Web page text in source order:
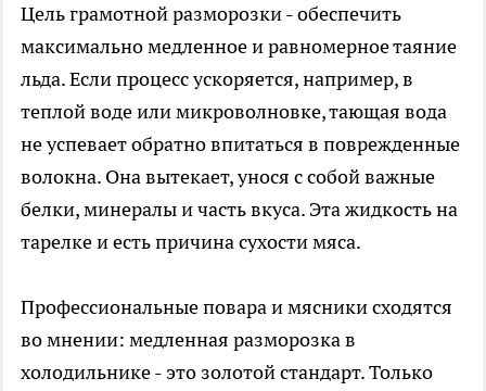
Цель грамотной разморозки - обеспечить
максимально медленное и равномерное таяние
льда. Если процесс ускоряется, например, в
теплой воде или микроволновке, тающая вода
не успевает обратно впитаться в поврежденные
волокна. Она вытекает, унося с собой важные
белки, минералы и часть вкуса. Эта жидкость на
тарелке и есть причина сухости мяса.
Профессиональные повара и мясники сходятся
во мнении: медленная разморозка в
холодильнике - это золотой стандарт. Только